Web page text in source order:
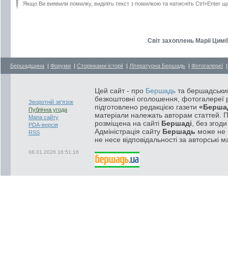
Якщо Ви виявили помилку, виділіть текст з помилкою та натисніть Ctrl+Enter
Світ захоплень Марії
Бершадщина | Форуми | Сторінками історії | Літературна Бершадь | Фотогалереї
Зворотній зв'язок
Публічна угода
Мапа сайту
PDA-версія
RSS
08.01.2026 16:51:16
Цей сайт - про Бершадь та
безкоштовні оголошення, фотогалереї
підготовлено редакцією газети
матеріали належать авторам статтей.
розміщена на сайті Бершаді , без
Адміністрація сайту Бершадь може не
не несе відповідальності за авторські